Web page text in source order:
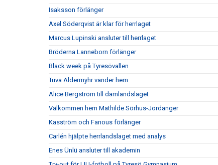
Isaksson förlänger
Axel Söderqvist är klar för herrlaget
Marcus Lupinski ansluter till herrlaget
Bröderna Lanneborn förlänger
Black week på Tyresövallen
Tuva Aldermyhr vänder hem
Alice Bergström till damlandslaget
Välkommen hem Mathilde Sörhus-Jordanger
Kasström och Fanous förlänger
Carlén hjälpte herrlandslaget med analys
Enes Ünlü ansluter till akademin